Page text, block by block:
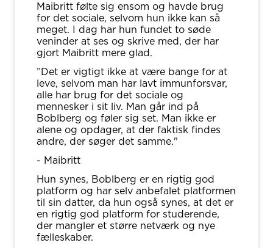
Maibritt følte sig ensom og havde brug
for det sociale, selvom hun ikke kan så
meget. I dag har hun fundet to søde
veninder at ses og skrive med, der har
gjort Maibritt mere glad.
”Det er vigtigt ikke at være bange for at
leve, selvom man har lavt immunforsvar,
alle har brug for det sociale og
mennesker i sit liv. Man går ind på
Boblberg og føler sig set. Man ikke er
alene og opdager, at der faktisk findes
andre, der søger det samme."
- Maibritt
Hun synes, Boblberg er en rigtig god
platform og har selv anbefalet platformen
til sin datter, da hun også synes, at det er
en rigtig god platform for studerende,
der mangler et større netværk og nye
fælleskaber.